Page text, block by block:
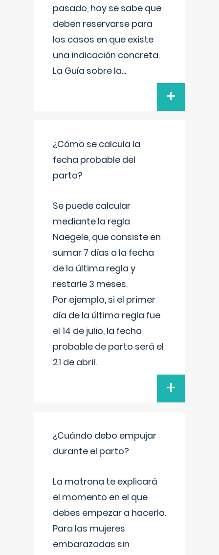
pasado, hoy se sabe que
deben reservarse para
los casos en que existe
una indicación concreta.
La Guía sobre la...
+
¿Cómo se calcula la
fecha probable del
parto?
Se puede calcular
mediante la regla
Naegele, que consiste en
sumar 7 días a la fecha
de la última regla y
restarle 3 meses.
Por ejemplo, si el primer
día de la última regla fue
el 14 de julio, la fecha
probable de parto será el
21 de abril.
+
¿Cuándo debo empujar
durante el parto?
La matrona te explicará
el momento en el que
debes empezar a hacerlo.
Para las mujeres
embarazadas sin